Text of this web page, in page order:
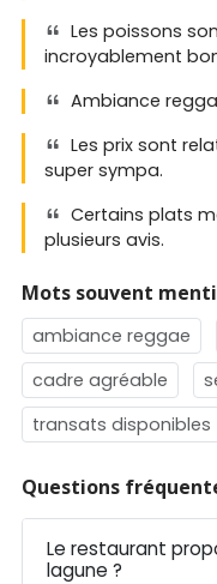
Les poissons
incroyablement
Ambiance
Les prix sont
super sympa.
Certains plats
plusieurs avis.
Mots souvent
ambiance reggae
cadre agréable
transats disponibles
Questions
Le restaurant
lagune ?